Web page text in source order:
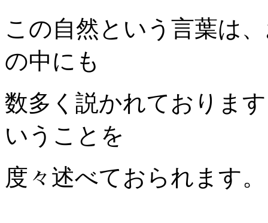
この自然という言葉は
の中にも
数多く説かれておりま
いうことを
度々述べておられます。